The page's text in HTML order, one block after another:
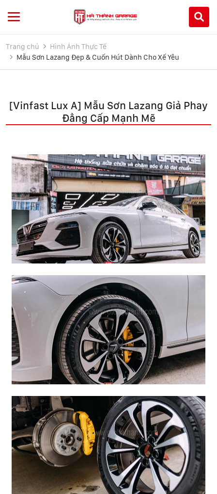
Trang chủ
Hình Ảnh Thực Tế
Mẫu Sơn Lazang Đẹp & Cuốn Hút Dành Cho Xế Yêu
[Vinfast Lux A] Mẫu Sơn Lazang Giả Phay
Đẳng Cấp Mạnh Mẽ